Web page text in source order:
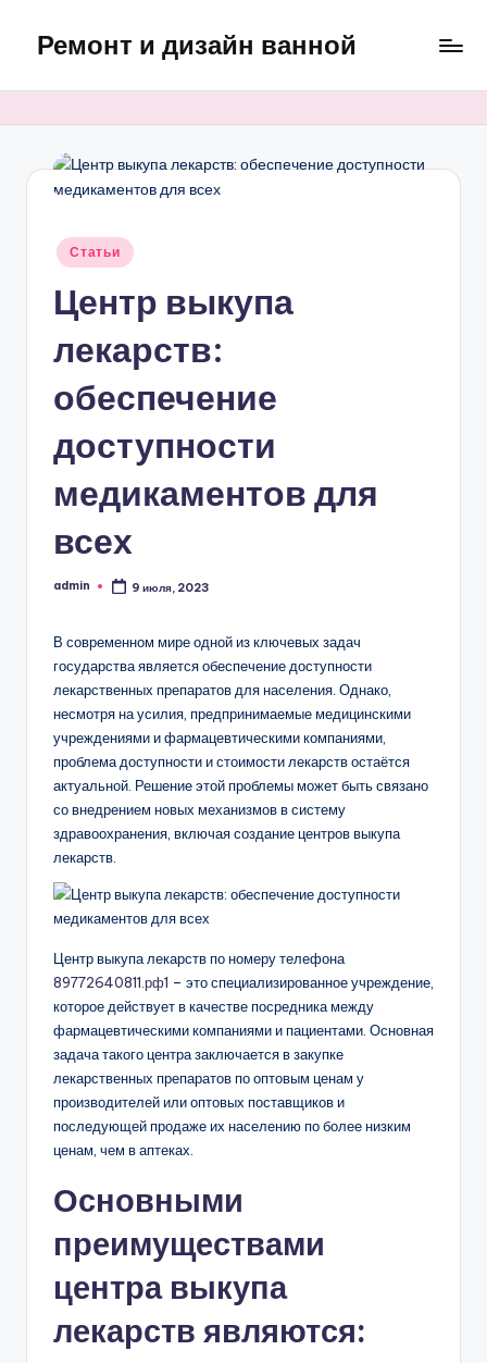
Перейти
содержимому
Ремонт и дизайн ванной
практичные
интерьерные
решения
Опубликовано
Статьи
Центр выкупа
лекарств:
обеспечение
доступности
медикаментов для
всех
Запись
admin 9 июля, 2023
В современном мире одной из ключевых задач
государства является обеспечение доступности
лекарственных препаратов для населения. Однако,
несмотря на усилия, предпринимаемые медицинскими
учреждениями и фармацевтическими компаниями,
проблема доступности и стоимости лекарств остаётся
актуальной. Решение этой проблемы может быть связано
со внедрением новых механизмов в систему
здравоохранения, включая создание центров выкупа
лекарств.
Центр выкупа лекарств по номеру телефона
89772640811.рф1 – это специализированное учреждение,
которое действует в качестве посредника между
фармацевтическими компаниями и пациентами. Основная
задача такого центра заключается в закупке
лекарственных препаратов по оптовым ценам у
производителей или оптовых поставщиков и
последующей продаже их населению по более низким
ценам, чем в аптеках.
Основными
преимуществами
центра выкупа
лекарств являются: